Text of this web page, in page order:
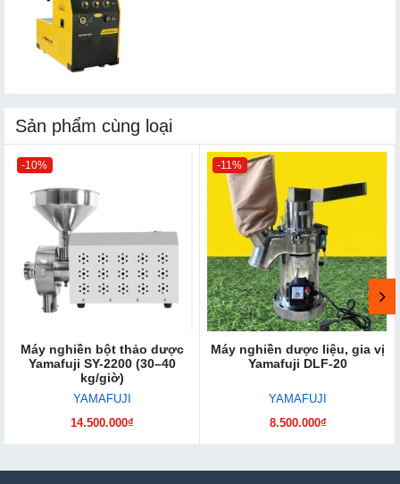
Sản phẩm cùng loại
-10%
Máy nghiền bột thảo dược
Yamafuji SY-2200 (30–40
kg/giờ)
YAMAFUJI
14.500.000₫
-11%
Máy nghiền dược liệu, gia vị
Yamafuji DLF-20
YAMAFUJI
8.500.000₫